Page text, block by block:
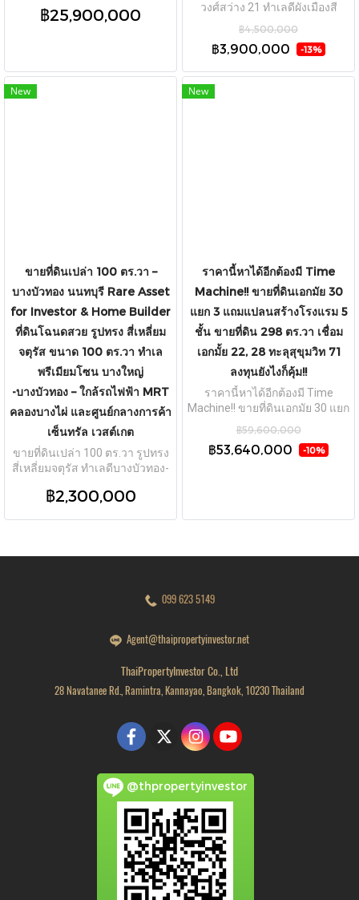
ถนน 2 ด้าน ใกล้วงแหวนกาญจนา
฿25,900,000
วงศ์สว่าง 21 ทำเลดีผังเมืองสี
หรือโฮมออฟฟิศ ใกล้ MRT
วงศ์สว่างเพียง 1 กม. เดินทาง
฿4,500,000
฿3,900,000 -13%
New
ขายที่ดินเปล่า 100 ตร.วา –
บางบัวทอง นนทบุรี Rare Asset
for Investor & Home Builder
ที่ดินโฉนดสวย รูปทรง สี่เหลี่ยม
จตุรัส ขนาด 100 ตร.วา ทำเล
พรีเมียมโซน บางใหญ่
-บางบัวทอง – ใกล้รถไฟฟ้า MRT
คลองบางไผ่ และศูนย์กลางการค้า
เซ็นทรัล เวสต์เกต
ขายที่ดินเปล่า 100 ตร.วา รูปทรง
สี่เหลี่ยมจตุรัส ทำเลดีบางบัวทอง-
สำหรับสร้างบ้านหรือโฮมออฟฟิศ
฿2,300,000
New
ราคานี้หาได้อีกต้องมี Time
Machine!! ขายที่ดินเอกมัย 30
แยก 3 แถมแปลนสร้างโรงแรม 5
ชั้น ขายที่ดิน 298 ตร.วา เชื่อม
เอกมั้ย 22, 28 ทะลุสุขุมวิท 71
ลงทุนยังไงก็คุ้ม!!
ราคานี้หาได้อีกต้องมี Time
Machine!! ขายที่ดินเอกมัย 30 แยก
ขายที่ดิน 298 ตร.วา เชื่อม เอกมั้ย
22, 28 ทะลุสุขุมวิท 71 ลงทุนยังไง
฿59,600,000
฿53,640,000 -10%
099 623 5149
Agent@thaipropertyinvestor.net
ThaiPropertyInvestor Co., Ltd
28 Navatanee Rd., Ramintra, Kannayao, Bangkok, 10230 Thailand
@thpropertyinvestor